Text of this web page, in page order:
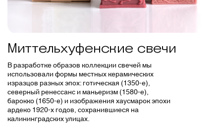
Миттельхуфенские свечи
В разработке образов коллекции свечей мы
использовали формы местных керамических
изразцов разных эпох: готическая (1350-е),
северный ренессанс и маньеризм (1580-е),
барокко (1650-е) и изображения хаусмарок эпохи
ардеко 1920-х годов, сохранившиеся на
калининградских улицах.